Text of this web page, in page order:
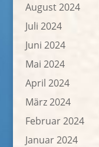
August 2024
Juli 2024
Juni 2024
Mai 2024
April 2024
März 2024
Februar 2024
Januar 2024